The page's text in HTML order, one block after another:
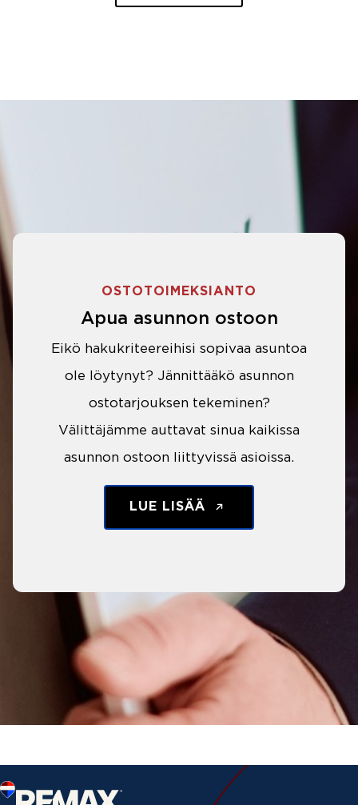
OSTOTOIMEKSIANTO
Apua asunnon ostoon
Eikö hakukriteereihisi sopivaa asuntoa
ole löytynyt? Jännittääkö asunnon
ostotarjouksen tekeminen?
Välittäjämme auttavat sinua kaikissa
asunnon ostoon liittyvissä asioissa.
LUE LISÄÄ